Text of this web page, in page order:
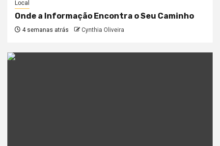
Local
Onde a Informação Encontra o Seu Caminho
4 semanas atrás Cynthia Oliveira